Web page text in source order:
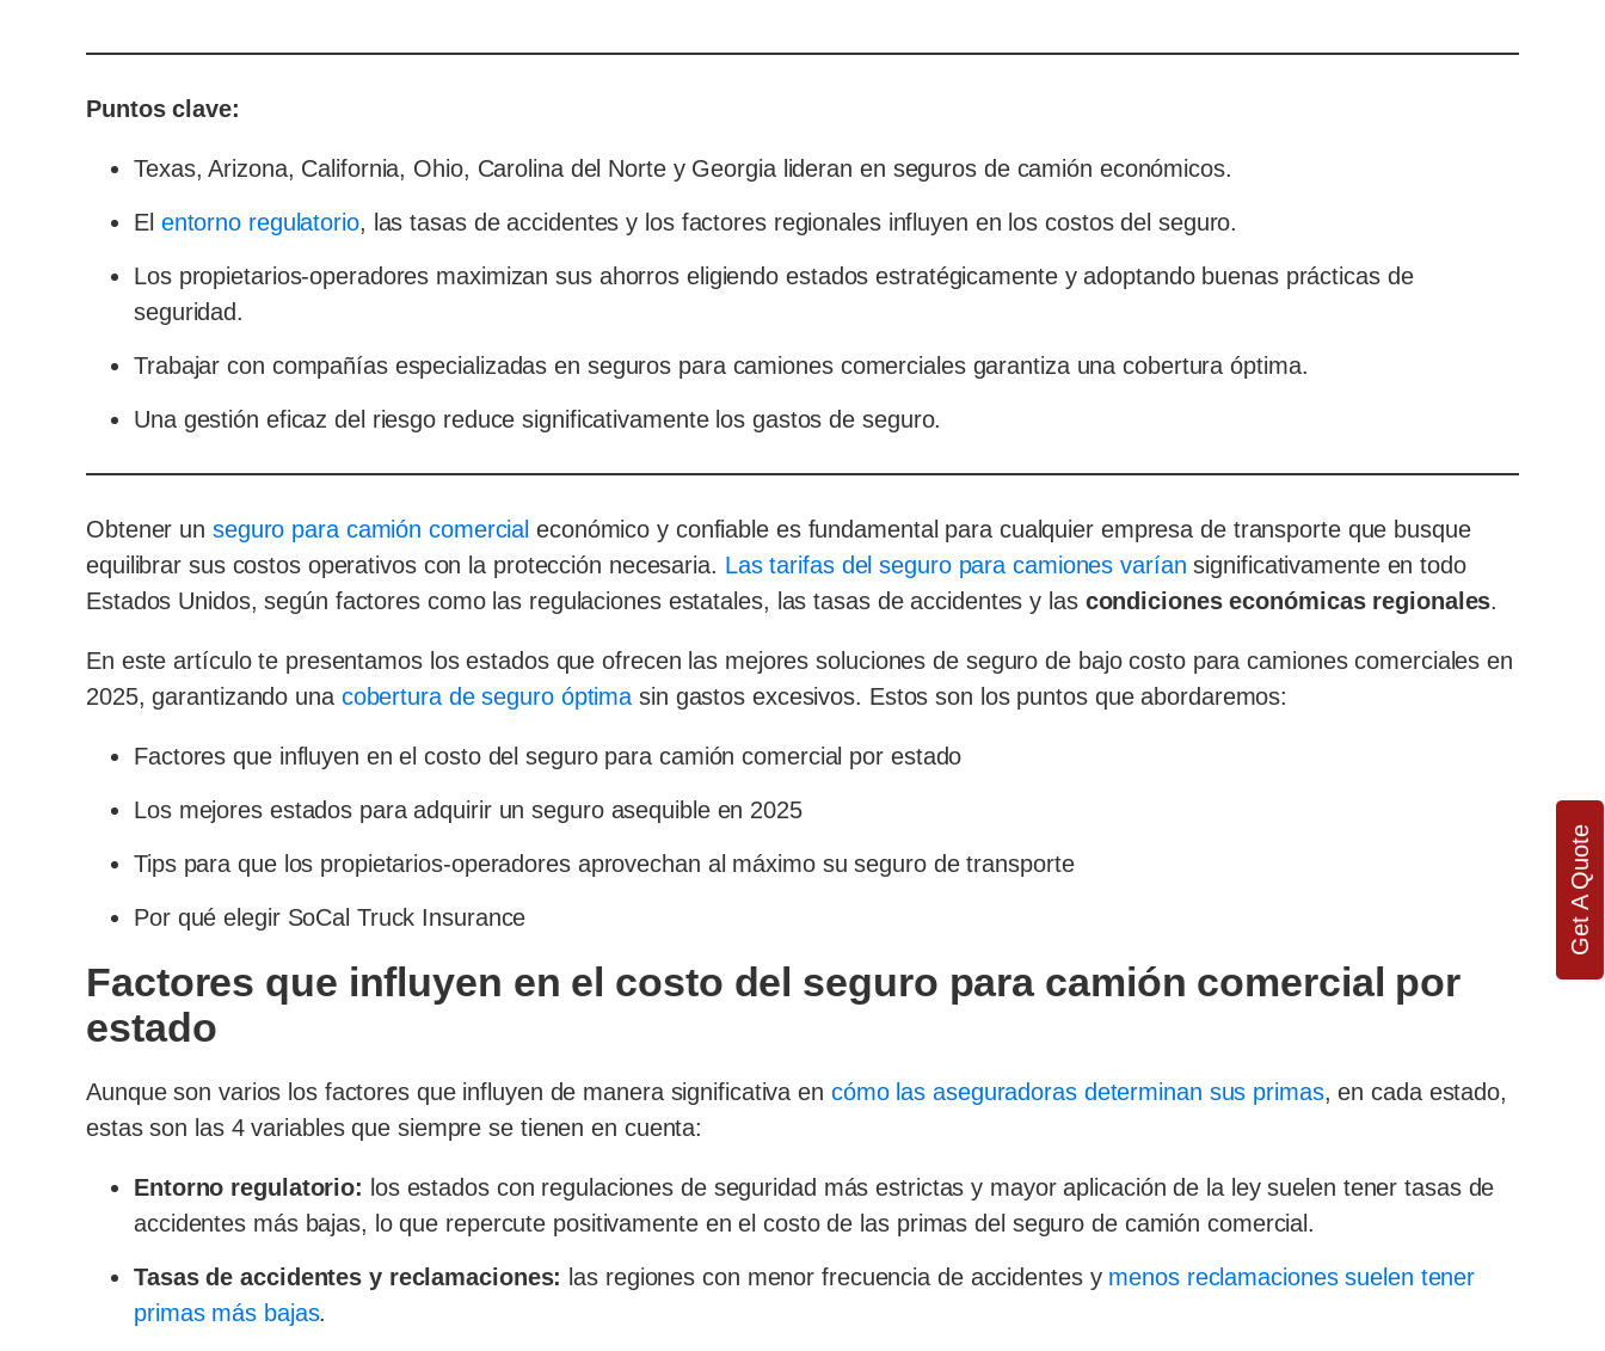
Puntos clave:
Texas, Arizona, California, Ohio, Carolina del Norte y Georgia lideran en seguros de camión económicos.
El entorno regulatorio, las tasas de accidentes y los factores regionales influyen en los costos del seguro.
Los propietarios-operadores maximizan sus ahorros eligiendo estados estratégicamente y adoptando buenas prácticas de
seguridad.
Trabajar con compañías especializadas en seguros para camiones comerciales garantiza una cobertura óptima.
Una gestión eficaz del riesgo reduce significativamente los gastos de seguro.
Obtener un seguro para camión comercial económico y confiable es fundamental para cualquier empresa de transporte que busque
equilibrar sus costos operativos con la protección necesaria. Las tarifas del seguro para camiones varían significativamente en todo
Estados Unidos, según factores como las regulaciones estatales, las tasas de accidentes y las condiciones económicas regionales.
En este artículo te presentamos los estados que ofrecen las mejores soluciones de seguro de bajo costo para camiones comerciales en
2025, garantizando una cobertura de seguro óptima sin gastos excesivos. Estos son los puntos que abordaremos:
Factores que influyen en el costo del seguro para camión comercial por estado
Los mejores estados para adquirir un seguro asequible en 2025
Tips para que los propietarios-operadores aprovechan al máximo su seguro de transporte
Por qué elegir SoCal Truck Insurance
Factores que influyen en el costo del seguro para camión comercial por
estado
Aunque son varios los factores que influyen de manera significativa en cómo las aseguradoras determinan sus primas, en cada estado,
estas son las 4 variables que siempre se tienen en cuenta:
Entorno regulatorio: los estados con regulaciones de seguridad más estrictas y mayor aplicación de la ley suelen tener tasas de
accidentes más bajas, lo que repercute positivamente en el costo de las primas del seguro de camión comercial.
Tasas de accidentes y reclamaciones: las regiones con menor frecuencia de accidentes y menos reclamaciones suelen tener
primas más bajas.
Get A Quote